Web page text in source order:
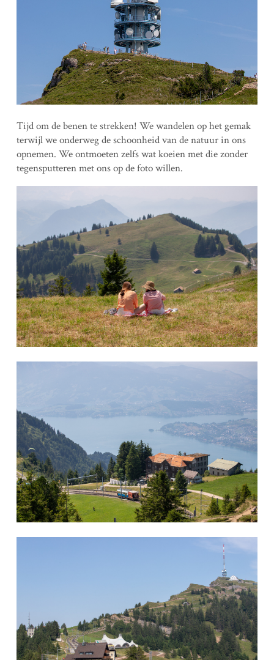
Tijd om de benen te strekken! We wandelen op het gemak
terwijl we onderweg de schoonheid van de natuur in ons
opnemen. We ontmoeten zelfs wat koeien met die zonder
tegensputteren met ons op de foto willen.